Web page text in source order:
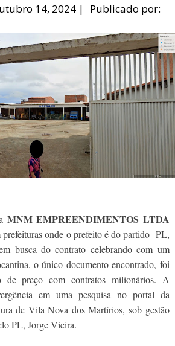
14, 2024 |
Publicado por:
MNM EMPREENDIMENTOS LTDA
prefeituras onde o prefeito é do partido PL,
busca do contrato celebrando com um
o único documento encontrado, foi
preço com contratos milionários. A
em uma pesquisa no portal da
de Vila Nova dos Martírios, sob gestão
PL, Jorge Vieira.